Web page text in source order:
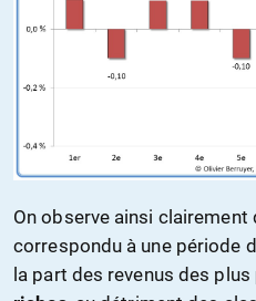
On observe ainsi clairement
correspondu à une période
la part des revenus des plus